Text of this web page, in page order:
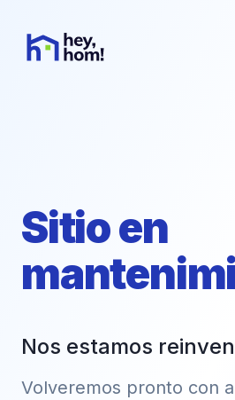
Sitio en
Nos estamos
Volveremos pronto con